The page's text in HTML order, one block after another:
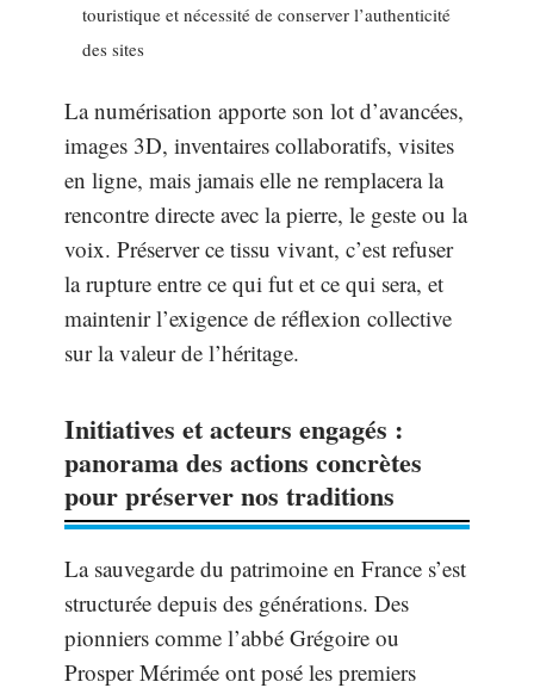
touristique et nécessité de conserver l’authenticité
des sites
La numérisation apporte son lot d’avancées,
images 3D, inventaires collaboratifs, visites
en ligne, mais jamais elle ne remplacera la
rencontre directe avec la pierre, le geste ou la
voix. Préserver ce tissu vivant, c’est refuser
la rupture entre ce qui fut et ce qui sera, et
maintenir l’exigence de réflexion collective
sur la valeur de l’héritage.
Initiatives et acteurs engagés :
panorama des actions concrètes
pour préserver nos traditions
La sauvegarde du patrimoine en France s’est
structurée depuis des générations. Des
pionniers comme l’abbé Grégoire ou
Prosper Mérimée ont posé les premiers